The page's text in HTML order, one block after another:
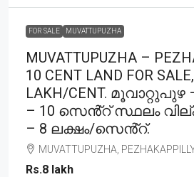
FOR SALE MUVATTUPUZHA
MUVATTUPUZHA –
10 CENT LAND FOR
LAKH/CENT. മൂവാറ്റുപുഴ
– 10 സെൻ്റ് സ്ഥലം
– 8 ലക്ഷം/സെൻ്റ്.
MUVATTUPUZHA,
Rs.8 lakh